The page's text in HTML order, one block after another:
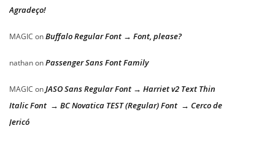
Agradeço!
MAGIC onBuffalo Regular Font → Font, please?
nathanonPassenger Sans Font Family
MAGIC onJASO Sans Regular Font → Harriet v2 Text Thin
Italic Font → BC Novatica TEST (Regular) Font → Cerco de
Jericó